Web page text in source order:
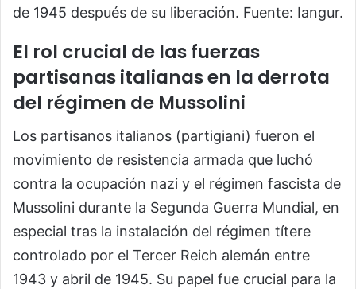
de 1945 después de su liberación. Fuente: Iangur.
El rol crucial de las fuerzas
partisanas italianas en la derrota
del régimen de Mussolini
Los partisanos italianos (partigiani) fueron el
movimiento de resistencia armada que luchó
contra la ocupación nazi y el régimen fascista de
Mussolini durante la Segunda Guerra Mundial, en
especial tras la instalación del régimen títere
controlado por el Tercer Reich alemán entre
1943 y abril de 1945. Su papel fue crucial para la